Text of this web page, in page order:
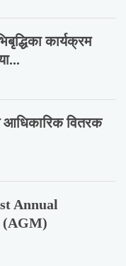
कार्यक्रम
आधिकारिक वितरक
Annual
(AGM)